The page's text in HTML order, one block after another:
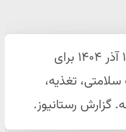
فال روزانه امروز سه‌شنبه ۱۱ آذر ۱۴۰۴ برای
تغذیه،